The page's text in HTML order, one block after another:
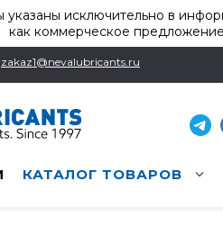
исключительно в
как коммерческое
zakaz1@nevalubricants.ru
КАТАЛОГ ТОВАРОВ